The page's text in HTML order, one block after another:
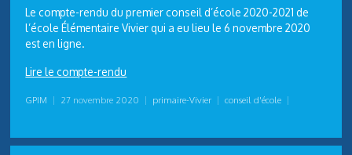
Le compte-rendu du premier conseil d’école 2020-2021 de
l’école Élémentaire Vivier qui a eu lieu le 6 novembre 2020
est en ligne.
Lire le compte-rendu
GPIM | 27 novembre 2020 | primaire-Vivier | conseil d'école |